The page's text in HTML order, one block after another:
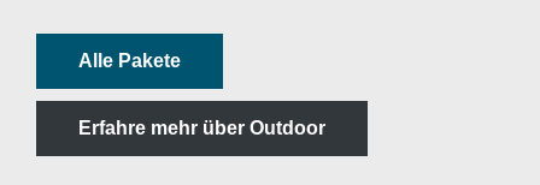
Alle Pakete
Erfahre mehr über Outdoor